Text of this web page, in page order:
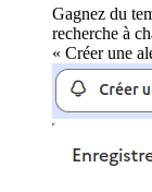
Gagnez du
recherche à
« Créer une